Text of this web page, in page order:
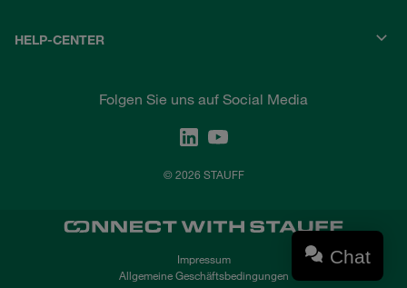
HELP-CENTER
Folgen Sie uns auf Social Media
© 2026 STAUFF
Impressum
Allgemeine Geschäftsbedingungen
Chat